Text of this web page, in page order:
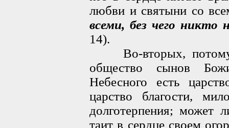
любви и святыни со
всеми, без чего никто
14).
Во-вторых, потому,
общество сынов
Небесного есть
царство благости,
долготерпения; может
таит в сердце своем